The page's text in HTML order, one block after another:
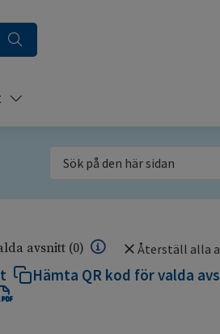
Sök på den här sidan
avsnitt (0) Återställ alla
Hämta QR kod för valda